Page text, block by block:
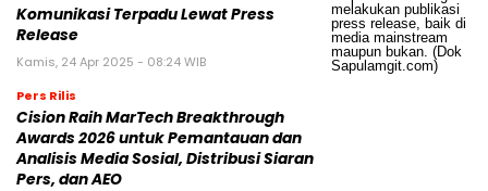
Komunikasi Terpadu Lewat Press
Release
Kamis, 24 Apr 2025 - 08:24 WIB
Pers Rilis
Cision Raih MarTech Breakthrough
Awards 2026 untuk Pemantauan dan
Analisis Media Sosial, Distribusi Siaran
Pers, dan AEO